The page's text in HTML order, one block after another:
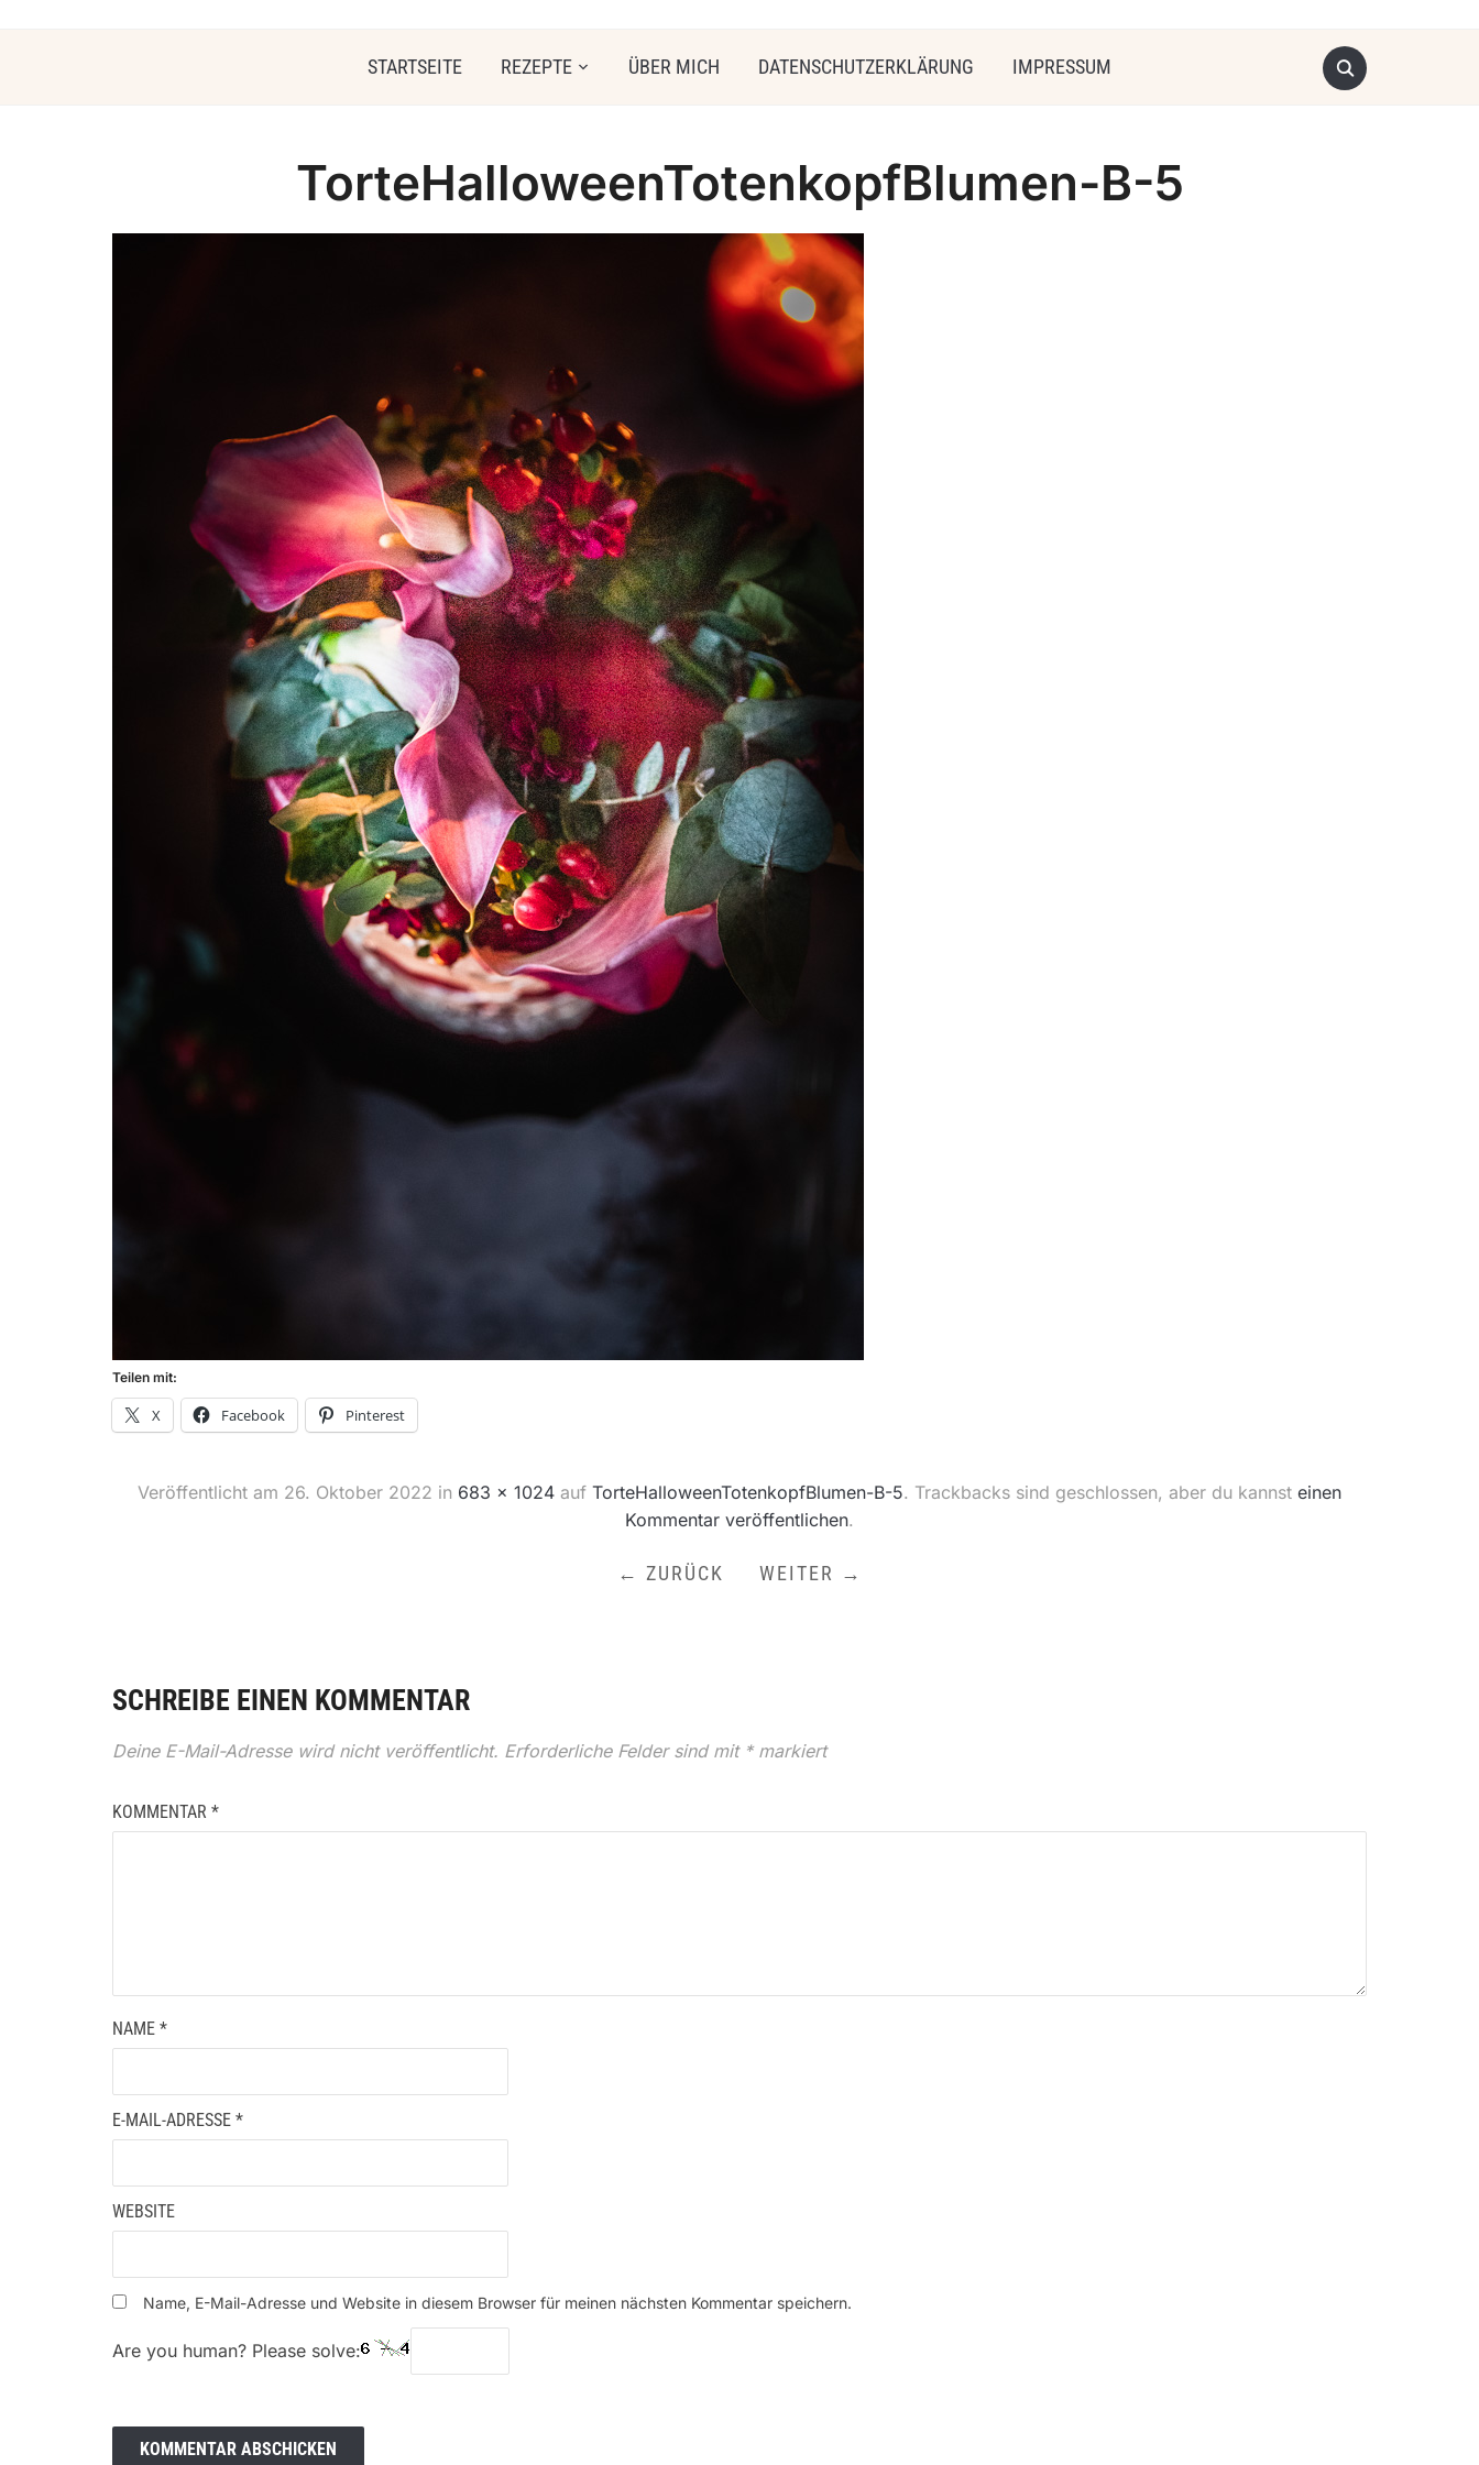
STARTSEITE REZEPTE ÜBER MICH DATENSCHUTZERKLÄRUNG IMPRESSUM
TorteHalloweenTotenkopfBlumen-B-5
Teilen mit:
X Facebook Pinterest
Veröffentlicht am 26. Oktober 2022 in 683 × 1024 auf TorteHalloweenTotenkopfBlumen-B-5. Trackbacks sind geschlossen, aber du kannst einen
Kommentar veröffentlichen.
← ZURÜCK WEITER →
SCHREIBE EINEN KOMMENTAR
Deine E-Mail-Adresse wird nicht veröffentlicht. Erforderliche Felder sind mit *markiert
KOMMENTAR *
NAME *
E-MAIL-ADRESSE *
WEBSITE
Name, E-Mail-Adresse und Website in diesem Browser für meinen nächsten Kommentar speichern.
Are you human? Please solve: